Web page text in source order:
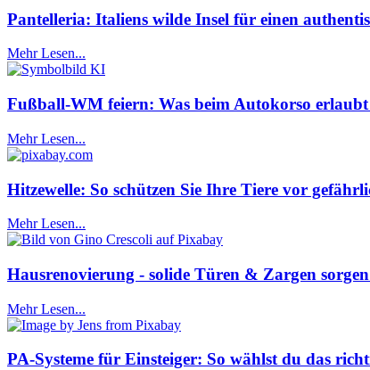
Pantelleria: Italiens wilde Insel für einen
Mehr Lesen...
Fußball-WM feiern: Was beim Autokorso
Mehr Lesen...
Hitzewelle: So schützen Sie Ihre Tiere vor
Mehr Lesen...
Hausrenovierung - solide Türen & Zargen
Mehr Lesen...
PA-Systeme für Einsteiger: So wählst du das